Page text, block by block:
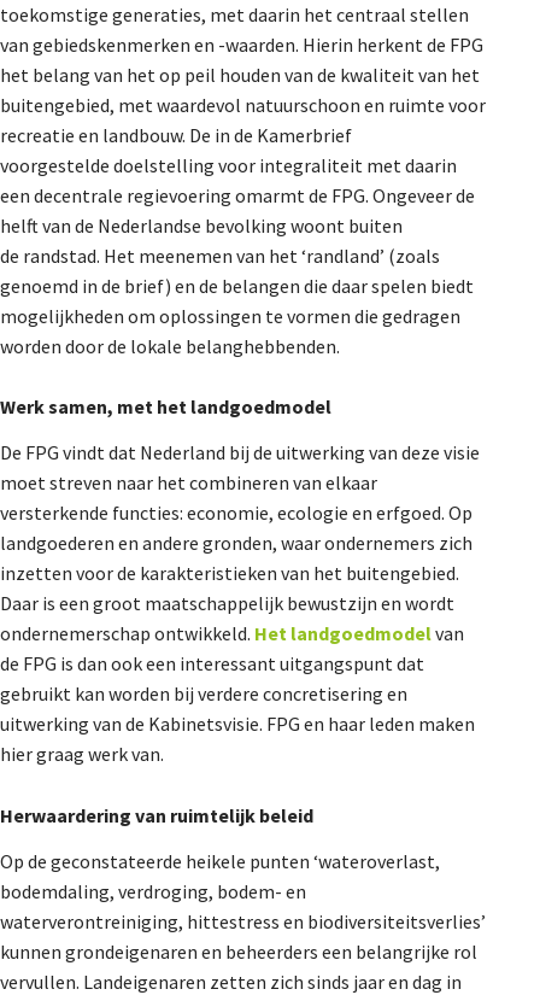
toekomstige generaties, met daarin het centraal stellen
van gebiedskenmerken en -waarden. Hierin herkent de FPG
het belang van het op peil houden van de kwaliteit van het
buitengebied, met waardevol natuurschoon en ruimte voor
recreatie en landbouw. De in de Kamerbrief
voorgestelde doelstelling voor integraliteit met daarin
een decentrale regievoering omarmt de FPG. Ongeveer de
helft van de Nederlandse bevolking woont buiten
de randstad. Het meenemen van het ‘randland’ (zoals
genoemd in de brief) en de belangen die daar spelen biedt
mogelijkheden om oplossingen te vormen die gedragen
worden door de lokale belanghebbenden.
Werk samen, met het landgoedmodel
De FPG vindt dat Nederland bij de uitwerking van deze visie
moet streven naar het combineren van elkaar
versterkende functies: economie, ecologie en erfgoed. Op
landgoederen en andere gronden, waar ondernemers zich
inzetten voor de karakteristieken van het buitengebied.
Daar is een groot maatschappelijk bewustzijn en wordt
ondernemerschap ontwikkeld. Het landgoedmodelvan
de FPG is dan ook een interessant uitgangspunt dat
gebruikt kan worden bij verdere concretisering en
uitwerking van de Kabinetsvisie. FPG en haar leden maken
hier graag werk van.
Herwaardering van ruimtelijk beleid
Op de geconstateerde heikele punten ‘wateroverlast,
bodemdaling, verdroging, bodem- en
waterverontreiniging, hittestress en biodiversiteitsverlies’
kunnen grondeigenaren en beheerders een belangrijke rol
vervullen. Landeigenaren zetten zich sinds jaar en dag in